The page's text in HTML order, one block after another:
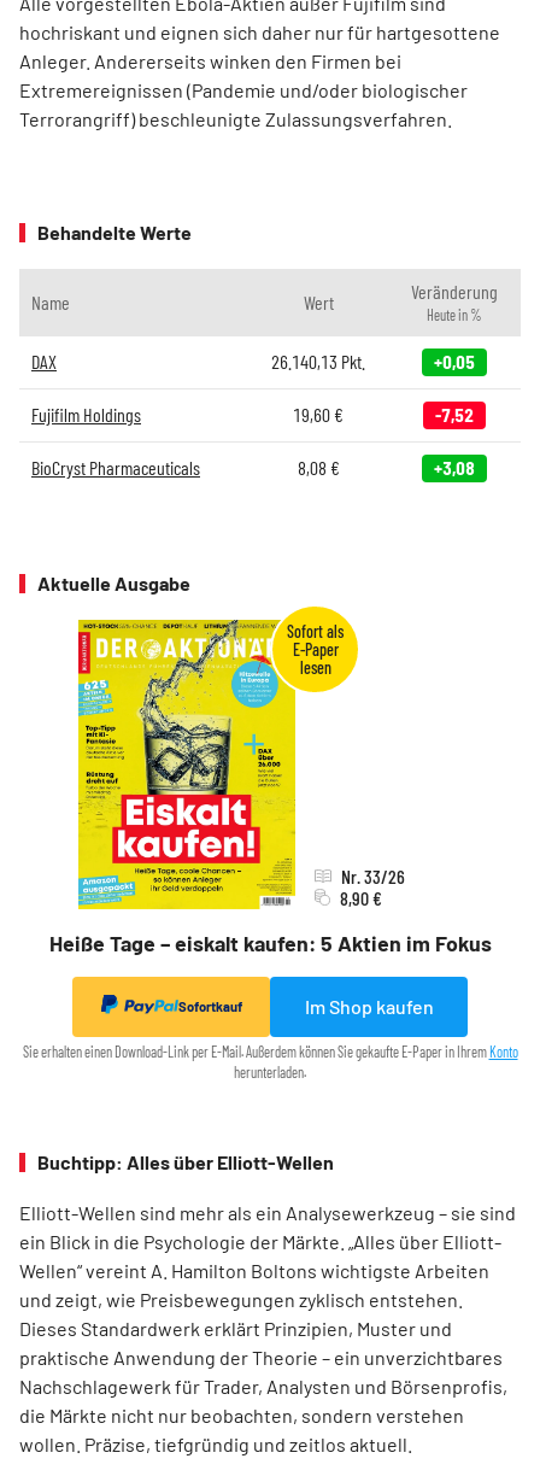
hochriskant und eignen sich daher nur für hartgesottene
Anleger. Andererseits winken den Firmen bei
Extremereignissen (Pandemie und/oder biologischer
Terrorangriff) beschleunigte Zulassungsverfahren.
Behandelte Werte
Name Wert Veränderung
Heute in %
DAX 26.140,13 Pkt. +0,05
Fujifilm Holdings 19,60 € -7,52
BioCryst Pharmaceuticals 8,08 € +3,08
Aktuelle Ausgabe
Heiße Tage – eiskalt kaufen: 5 Aktien im Fokus
Nr. 33/26
8,90 €
Sofortkauf Im Shop kaufen
Sie erhalten einen Download-Link per E-Mail. Außerdem können Sie gekaufte E-Paper in IhremKonto
herunterladen.
Buchtipp: Alles über Elliott-Wellen
Elliott-Wellen sind mehr als ein Analysewerkzeug – sie sind
ein Blick in die Psychologie der Märkte. „Alles über Elliott-
Wellen“ vereint A. Hamilton Boltons wichtigste Arbeiten
und zeigt, wie Preisbewegungen zyklisch entstehen.
Dieses Standardwerk erklärt Prinzipien, Muster und
praktische Anwendung der Theorie – ein unverzichtbares
Nachschlagewerk für Trader, Analysten und Börsenprofis,
die Märkte nicht nur beobachten, sondern verstehen
wollen. Präzise, tiefgründig und zeitlos aktuell.